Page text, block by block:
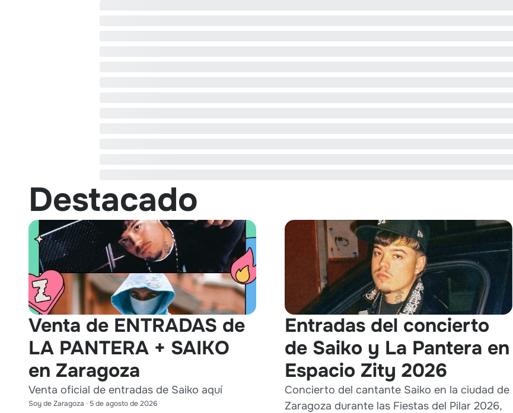
Destacado
Venta de ENTRADAS de
LA PANTERA + SAIKO
en Zaragoza
Venta oficial de entradas de Saiko aquí
Soy de Zaragoza · 5 de agosto de 2026
Entradas del concierto
de Saiko y La Pantera en
Espacio Zity 2026
Concierto del cantante Saiko en la ciudad de
Zaragoza durante las Fiestas del Pilar 2026,